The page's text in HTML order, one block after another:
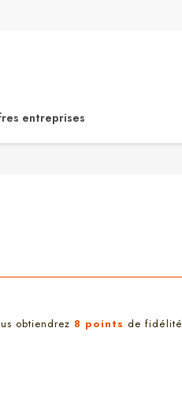
entreprises
obtiendrez 8 points de fidélité